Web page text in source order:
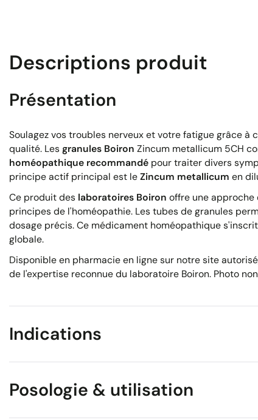
Descriptions produit
Présentation
Soulagez vos troubles nerveux et votre fatigue grâce à
qualité. Les granules Boiron Zincum metallicum 5CH
homéopathique recommandé pour traiter divers
principe actif principal est leZincum metallicum en
Ce produit des laboratoires Boiron offre une approche
principes de l'homéopathie. Les tubes de granules
dosage précis. Ce médicament homéopathique
globale.
Disponible en pharmacie en ligne sur notre site
de l'expertise reconnue du laboratoire Boiron. Photo
Indications
Posologie & utilisation